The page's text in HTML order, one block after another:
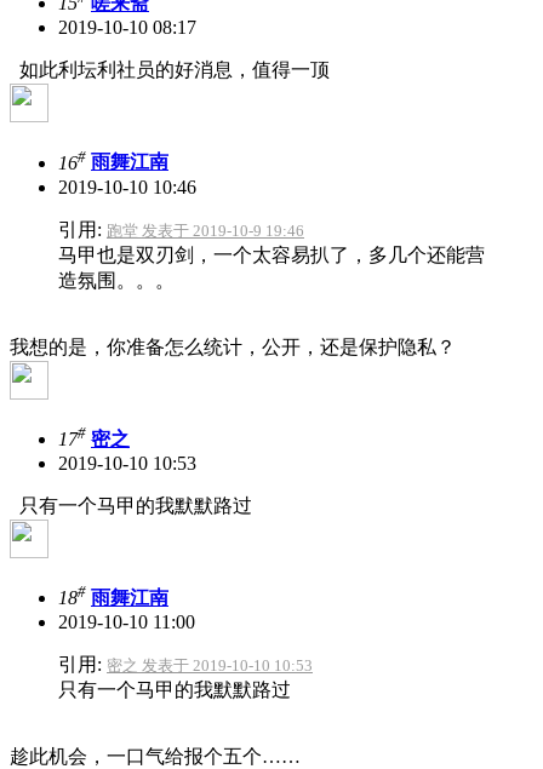
2019-10-10 08:17
如此利坛利社员的好消息，值得一顶
16# 雨舞江南
2019-10-10 10:46
引用: 跑堂 发表于 2019-10-9 19:46
马甲也是双刃剑，一个太容易扒了，多几个还能营
造氛围。。。
我想的是，你准备怎么统计，公开，还是保护隐私？
17# 密之
2019-10-10 10:53
只有一个马甲的我默默路过
18# 雨舞江南
2019-10-10 11:00
引用: 密之 发表于 2019-10-10 10:53
只有一个马甲的我默默路过
趁此机会，一口气给报个五个……